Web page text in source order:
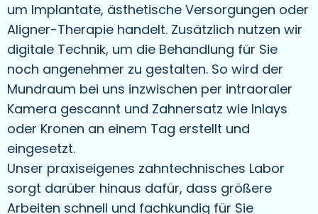
um Implantate, ästhetische Versorgungen oder
Aligner-Therapie handelt. Zusätzlich nutzen wir
digitale Technik, um die Behandlung für Sie
noch angenehmer zu gestalten. So wird der
Mundraum bei uns inzwischen per intraoraler
Kamera gescannt und Zahnersatz wie Inlays
oder Kronen an einem Tag erstellt und
eingesetzt.
Unser praxiseigenes zahntechnisches Labor
sorgt darüber hinaus dafür, dass größere
Arbeiten schnell und fachkundig für Sie